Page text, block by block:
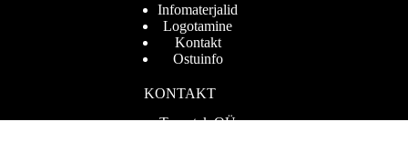
Infomaterjalid
Logotamine
Kontakt
Ostuinfo
KONTAKT
Turvatek OÜ